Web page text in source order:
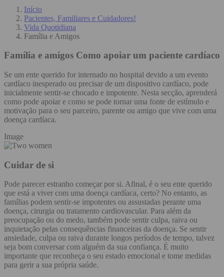
Início
Pacientes, Familiares e Cuidadores!
Vida Quotidiana
Família e Amigos
Família e amigos Como apoiar um paciente cardíaco
Se um ente querido for internado no hospital devido a um evento
cardíaco inesperado ou precisar de um dispositivo cardíaco, pode
inicialmente sentir-se chocado e impotente. Nesta secção, aprenderá
como pode apoiar e como se pode tornar uma fonte de estímulo e
motivação para o seu parceiro, parente ou amigo que vive com uma
doença cardíaca.
Image
Cuidar de si
Pode parecer estranho começar por si. Afinal, é o seu ente querido
que está a viver com uma doença cardíaca, certo? No entanto, as
famílias podem sentir-se impotentes ou assustadas perante uma
doença, cirurgia ou tratamento cardiovascular. Para além da
preocupação ou do medo, também pode sentir culpa, raiva ou
inquietação pelas consequências financeiras da doença. Se sentir
ansiedade, culpa ou raiva durante longos períodos de tempo, talvez
seja bom conversar com alguém da sua confiança. É muito
importante que reconheça o seu estado emocional e tome medidas
para gerir a sua própria saúde.